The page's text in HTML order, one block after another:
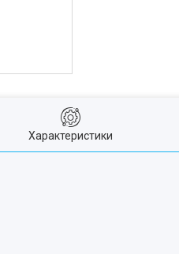
Характеристики